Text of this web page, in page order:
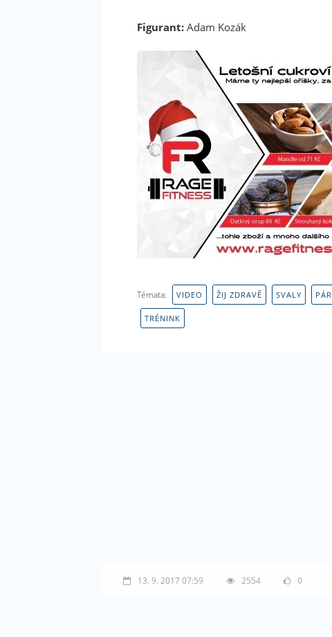
Figurant: Adam Kozák
Témata: VIDEO ŽIJ ZDRAVĚ SVALY PÁR
TRÉNINK
13. 9. 2017 07:59 2554 0